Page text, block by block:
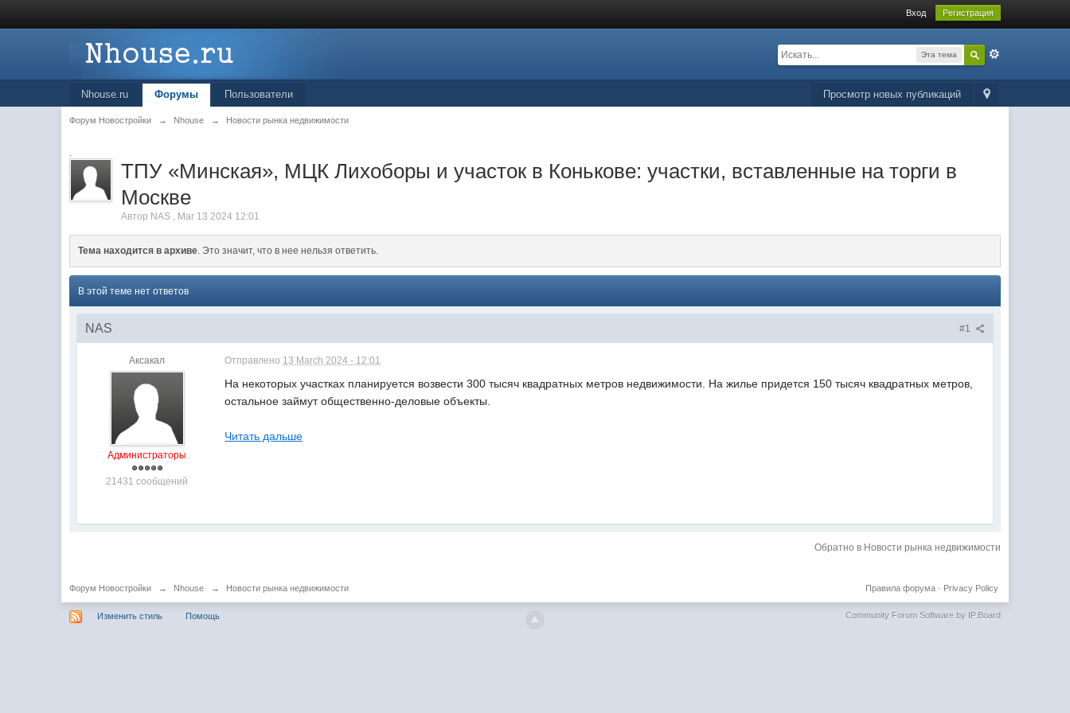
Вход Регистрация
Эта тема
Просмотр новых публикаций
Nhouse.ru Форумы Пользователи
Форум Новостройки → Nhouse → Новости рынка недвижимости
.
ТПУ «Минская», МЦК Лихоборы и участок в Конькове: участки, вставленные на торги в
Москве
Автор NAS , Mar 13 2024 12:01
Тема находится в архиве. Это значит, что в нее нельзя ответить.
В этой теме нет ответов
#1
NAS
Аксакал
Администраторы
21431 сообщений
Отправлено 13 March 2024 - 12:01
На некоторых участках планируется возвести 300 тысяч квадратных метров недвижимости. На жилье придется 150 тысяч квадратных метров,
остальное займут общественно-деловые объекты.
Читать дальше
Обратно в Новости рынка недвижимости
Форум Новостройки → Nhouse → Новости рынка недвижимости Privacy Policy
Правила форума·
Изменить стиль Помощь Community Forum Software by IP.Board